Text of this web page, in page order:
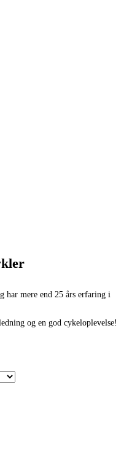
har mere end 25 års erfaring i
og en god cykeloplevelse!